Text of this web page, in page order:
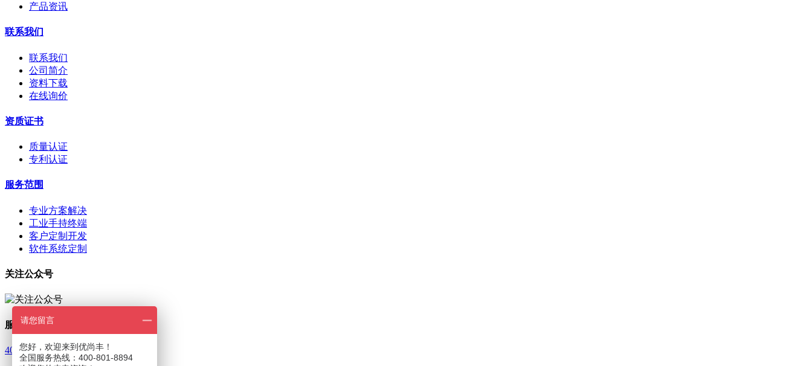
产品资讯
联系我们
联系我们
公司简介
资料下载
在线询价
资质证书
质量认证
专利认证
服务范围
专业方案解决
工业手持终端
客户定制开发
软件系统定制
关注公众号
服务热线
400-801-8894
请您留言
您好，欢迎来到优尚丰！
全国服务热线：400-801-8894